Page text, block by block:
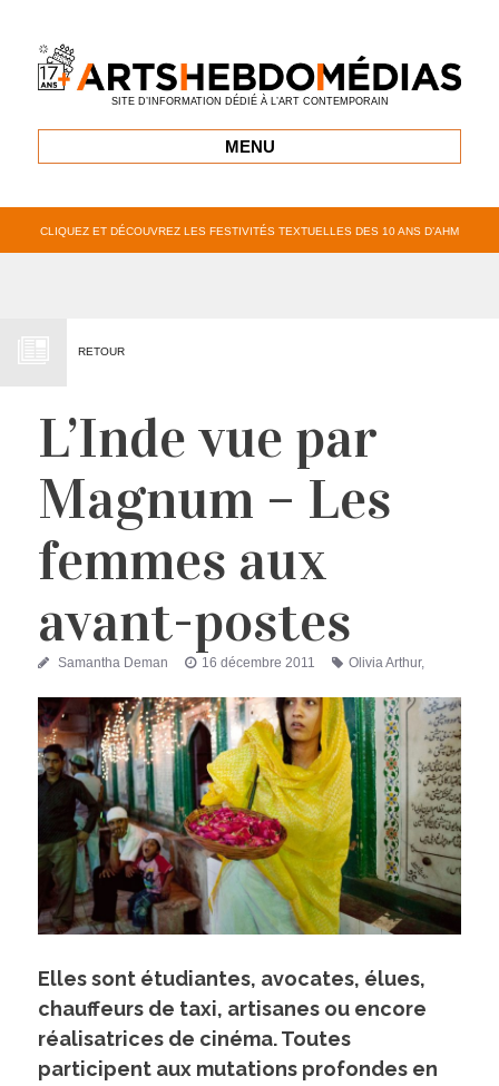
SITE D’INFORMATION DÉDIÉ À L’ART CONTEMPORAIN
MENU
CLIQUEZ ET DÉCOUVREZ LES FESTIVITÉS TEXTUELLES DES 10 ANS D’AHM
RETOUR
L’Inde vue par
Magnum – Les
femmes aux
avant-postes
Auteur
Samantha Deman
Publié
16 décembre 2011 Étiquettes
Olivia Arthur,
Elles sont étudiantes, avocates, élues,
chauffeurs de taxi, artisanes ou encore
réalisatrices de cinéma. Toutes
participent aux mutations profondes en